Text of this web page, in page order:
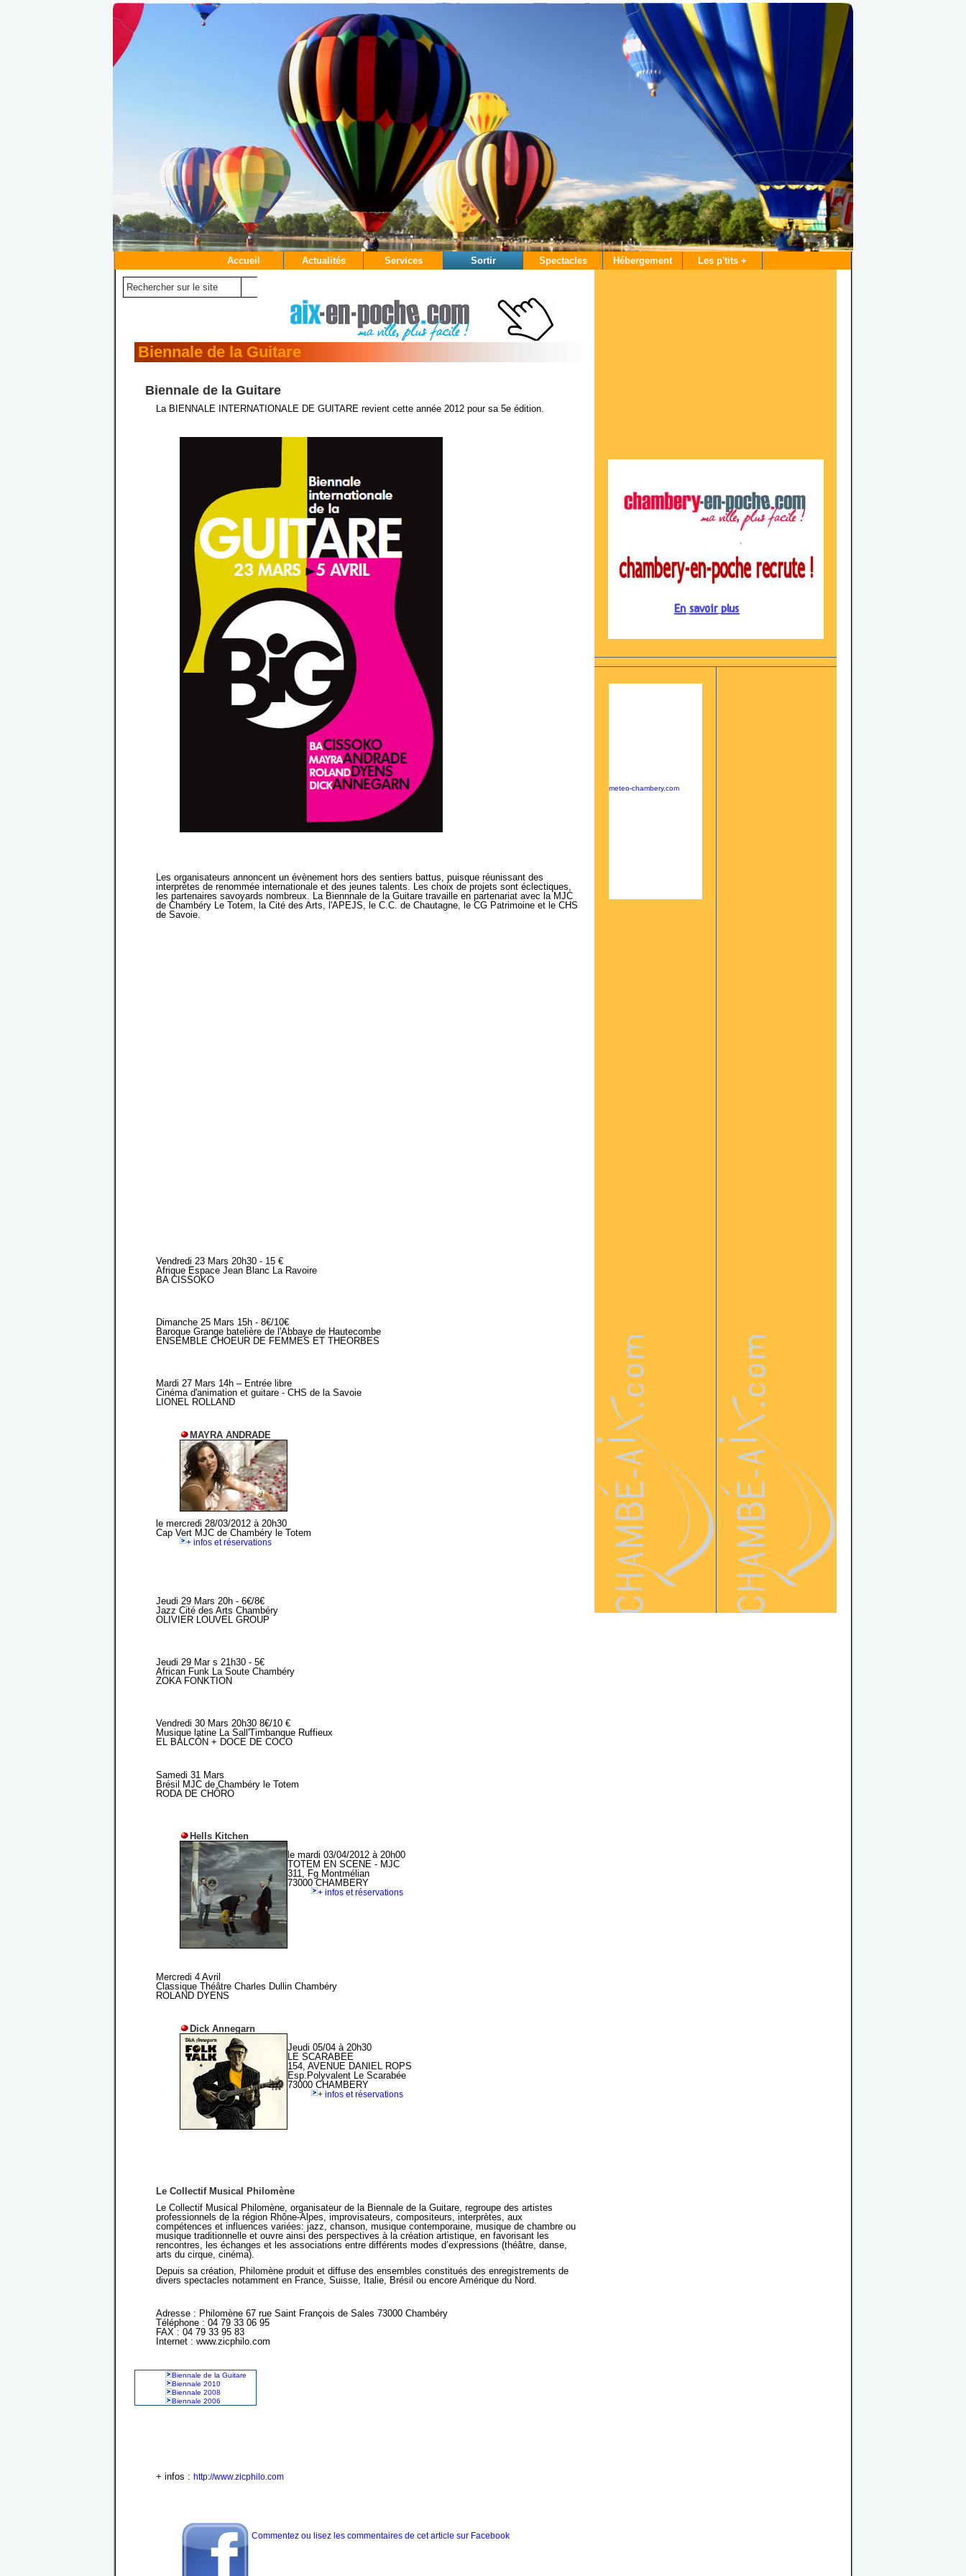
Accueil Actualités Services Sortir Spectacles Hébergement Les p'tits +
Biennale de la Guitare
Biennale de la Guitare
La BIENNALE INTERNATIONALE DE GUITARE revient cette année 2012 pour sa 5e édition.
Les organisateurs annoncent un évènement hors des sentiers battus, puisque réunissant des
interprètes de renommée internationale et des jeunes talents. Les choix de projets sont éclectiques,
les partenaires savoyards nombreux. La Biennnale de la Guitare travaille en partenariat avec la MJC
de Chambéry Le Totem, la Cité des Arts, l'APEJS, le C.C. de Chautagne, le CG Patrimoine et le CHS
de Savoie.
Vendredi 23 Mars 20h30 - 15 €
Afrique Espace Jean Blanc La Ravoire
BA CISSOKO
Dimanche 25 Mars 15h - 8€/10€
Baroque Grange batelière de l'Abbaye de Hautecombe
ENSEMBLE CHOEUR DE FEMMES ET THEORBES
Mardi 27 Mars 14h – Entrée libre
Cinéma d'animation et guitare - CHS de la Savoie
LIONEL ROLLAND
MAYRA ANDRADE
le mercredi 28/03/2012 à 20h30
Cap Vert MJC de Chambéry le Totem
+ infos et réservations
Jeudi 29 Mars 20h - 6€/8€
Jazz Cité des Arts Chambéry
OLIVIER LOUVEL GROUP
Jeudi 29 Mar s 21h30 - 5€
African Funk La Soute Chambéry
ZOKA FONKTION
Vendredi 30 Mars 20h30 8€/10 €
Musique latine La Sall'Timbanque Ruffieux
EL BALCÓN + DOCE DE COCO
Samedi 31 Mars
Brésil MJC de Chambéry le Totem
RODA DE CHÔRO
Hells Kitchen
le mardi 03/04/2012 à 20h00
TOTEM EN SCENE - MJC
311, Fg Montmélian
73000 CHAMBERY
+ infos et réservations
Mercredi 4 Avril
Classique Théâtre Charles Dullin Chambéry
ROLAND DYENS
Dick Annegarn
Jeudi 05/04 à 20h30
LE SCARABEE
154, AVENUE DANIEL ROPS
Esp.Polyvalent Le Scarabée
73000 CHAMBERY
+ infos et réservations
Le Collectif Musical Philomène
Le Collectif Musical Philomène, organisateur de la Biennale de la Guitare, regroupe des artistes
professionnels de la région Rhône-Alpes, improvisateurs, compositeurs, interprètes, aux
compétences et influences variées: jazz, chanson, musique contemporaine, musique de chambre ou
musique traditionnelle et ouvre ainsi des perspectives à la création artistique, en favorisant les
rencontres, les échanges et les associations entre différents modes d’expressions (théâtre, danse,
arts du cirque, cinéma).
Depuis sa création, Philomène produit et diffuse des ensembles constitués des enregistrements de
divers spectacles notamment en France, Suisse, Italie, Brésil ou encore Amérique du Nord.
Adresse : Philomène 67 rue Saint François de Sales 73000 Chambéry
Téléphone : 04 79 33 06 95
FAX : 04 79 33 95 83
Internet : www.zicphilo.com
Biennale de la Guitare
Biennale 2010
Biennale 2008
Biennale 2006
+ infos : http://www.zicphilo.com
Commentez ou lisez les commentaires de cet article sur Facebook
meteo-chambery.com